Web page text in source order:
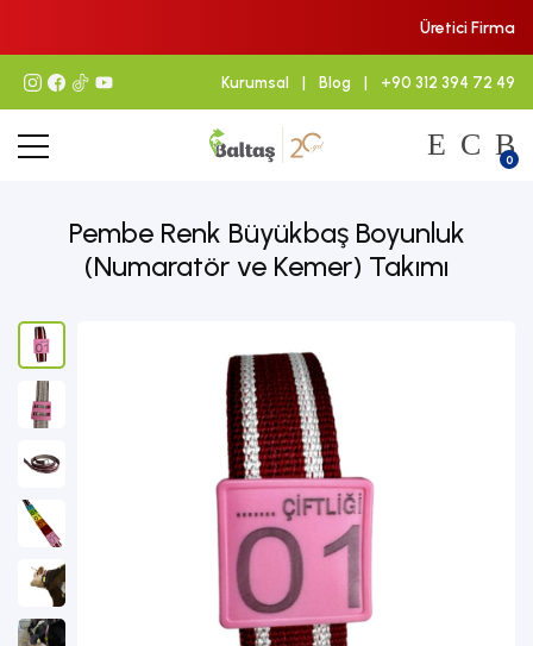
Üretici Firma
Kurumsal | Blog | +90 312 394 72 49
0
Pembe Renk Büyükbaş Boyunluk
(Numaratör ve Kemer) Takımı